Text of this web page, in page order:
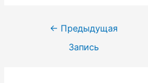
← Предыдущая
Запись